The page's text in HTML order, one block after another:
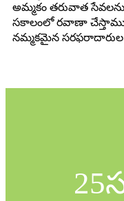
అమ్మకం తరువాత
సకాలంలో రవాణా చేస్తాము,
నమ్మకమైన సరఫరాదారుల
25